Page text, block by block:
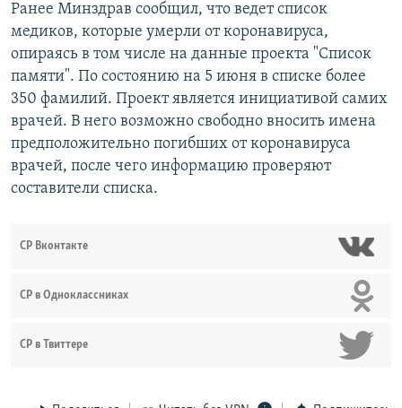
Ранее Минздрав сообщил, что ведет список
медиков, которые умерли от коронавируса,
опираясь в том числе на данные проекта "Список
памяти". По состоянию на 5 июня в списке более
350 фамилий. Проект является инициативой самих
врачей. В него возможно свободно вносить имена
предположительно погибших от коронавируса
врачей, после чего информацию проверяют
составители списка.
СР Вконтакте
СР в Одноклассниках
СР в Твиттере